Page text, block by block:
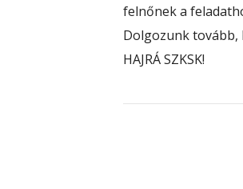
felnőnek a
Dolgozunk tovább,
HAJRÁ SZKSK!